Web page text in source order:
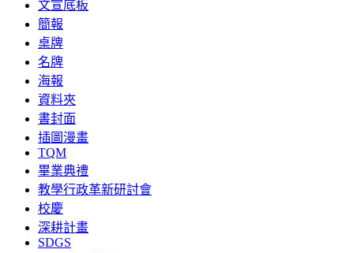
文宣底板
簡報
桌牌
名牌
海報
資料夾
書封面
插圖漫畫
TQM
畢業典禮
教學行政革新研討會
校慶
深耕計畫
SDGS